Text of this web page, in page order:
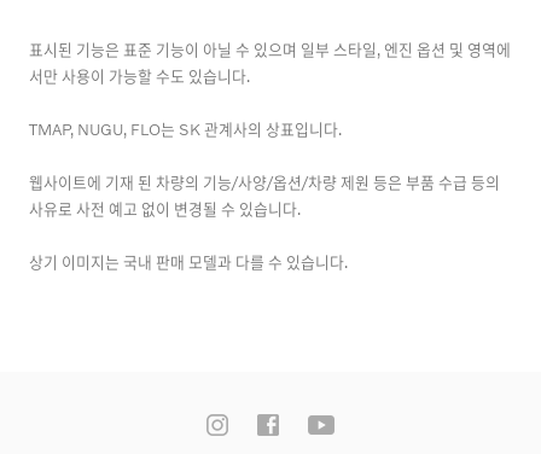
표시된 기능은 표준 기능이 아닐 수 있으며 일부 스타일, 엔진 옵션 및 영역에
서만 사용이 가능할 수도 있습니다.
TMAP, NUGU, FLO는 SK 관계사의 상표입니다.
웹사이트에 기재 된 차량의 기능/사양/옵션/차량 제원 등은 부품 수급 등의
사유로 사전 예고 없이 변경될 수 있습니다.
상기 이미지는 국내 판매 모델과 다를 수 있습니다.